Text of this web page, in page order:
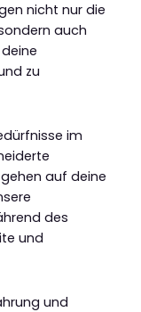
nicht nur die
auch
zu
im
auf deine
des
und
und